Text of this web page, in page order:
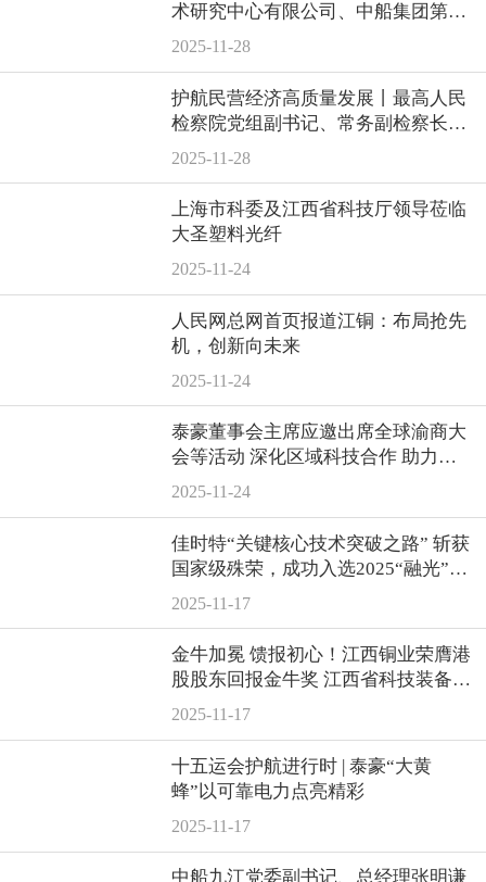
术研究中心有限公司、中船集团第七
〇五研究所
2025-11-28
护航民营经济高质量发展丨最高人民
检察院党组副书记、常务副检察长童
建明一行莅临泰豪
2025-11-28
上海市科委及江西省科技厅领导莅临
大圣塑料光纤
2025-11-24
人民网总网首页报道江铜：布局抢先
机，创新向未来
2025-11-24
泰豪董事会主席应邀出席全球渝商大
会等活动 深化区域科技合作 助力产
业高质量发展
2025-11-24
佳时特“关键核心技术突破之路” 斩获
国家级殊荣，成功入选2025“融光”案
例集
2025-11-17
金牛加冕 馈报初心！江西铜业荣膺港
股股东回报金牛奖 江西省科技装备业
商会 2025年11月14日 20:58
2025-11-17
十五运会护航进行时 | 泰豪“大黄
蜂”以可靠电力点亮精彩
2025-11-17
中船九江党委副书记、总经理张明谦